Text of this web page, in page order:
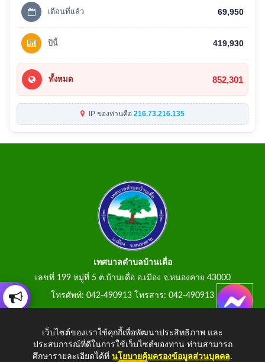
เดือนที่แล้ว 69,950
ปีนี้ 419,930
ทั้งหมด 852,301
IP ของท่านคือ 216.73.216.135
เทศบาลตำบลบ้านเดื่อ
เลขที่ 199 หมู่ที่ 5 ต.บ้านเดื่อ อ.เมือง จ.หนองคาย 43000
โทรศัพท์: 042-490913 โทรสาร: 042-490913
เว็บไซต์ของเราใช้คุกกี้เพื่อพัฒนาประสิทธิภาพ และ
ประสบการณ์ที่ดีในการใช้เว็บไซต์ของท่าน ท่านสามารถ
ศึกษารายละเอียดได้ที่ นโยบายคุ้มครองข้อมูลส่วนบุคคล.